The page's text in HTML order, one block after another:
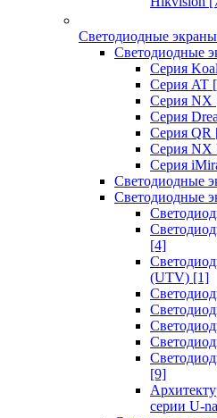
Светодиодные экраны
Светодиодные
Cерия
Серия AT
Серия NX
Серия
Серия QR
Серия NX
Серия
Светодиодные
Светодиодные
[4]
(UTV) [1]
[9]
серии U-